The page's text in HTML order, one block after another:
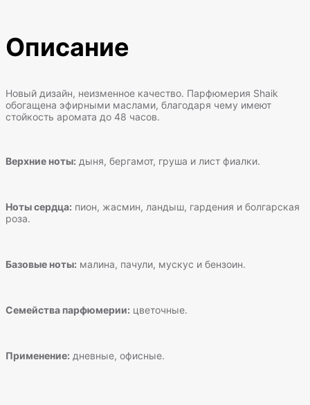
Описание
Новый дизайн, неизменное качество. Парфюмерия Shaik
обогащена эфирными маслами, благодаря чему имеют
стойкость аромата до 48 часов.
Верхние ноты: дыня, бергамот, груша и лист фиалки.
Ноты сердца: пион, жасмин, ландыш, гардения и болгарская
роза.
Базовые ноты: малина, пачули, мускус и бензоин.
Семейства парфюмерии: цветочные.
Применение: дневные, офисные.